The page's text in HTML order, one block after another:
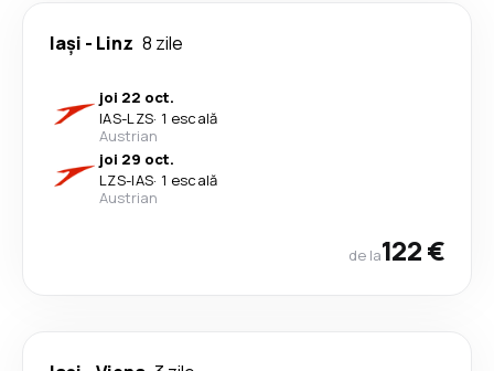
Iași - Linz 8 zile
joi 22 oct.
IAS-LZS· 1 escală
Austrian
joi 29 oct.
LZS-IAS· 1 escală
Austrian
de la122 €